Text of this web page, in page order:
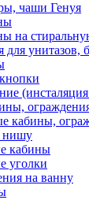
чаши Генуя
на
для унитазов,
кабины,
нишу
кабины
уголки
на ванну